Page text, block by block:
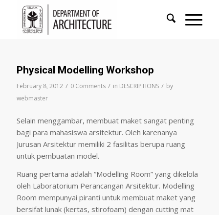
Physical Modelling Workshop
February 8, 2012 / 0 Comments / in DESCRIPTIONS / by
webmaster
Selain menggambar, membuat maket sangat penting
bagi para mahasiswa arsitektur. Oleh karenanya
Jurusan Arsitektur memiliki 2 fasilitas berupa ruang
untuk pembuatan model.
Ruang pertama adalah “Modelling Room” yang dikelola
oleh Laboratorium Perancangan Arsitektur. Modelling
Room mempunyai piranti untuk membuat maket yang
bersifat lunak (kertas, stirofoam) dengan cutting mat